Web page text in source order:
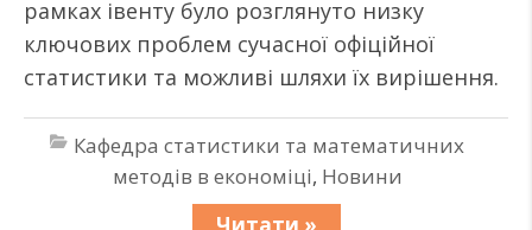
рамках івенту було розглянуто низку
ключових проблем сучасної офіційної
статистики та можливі шляхи їх вирішення.
Кафедра статистики та математичних
методів в економіці, Новини